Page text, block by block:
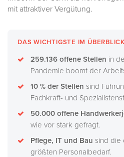
mit attraktiver Vergütung.
DAS WICHTIGSTE IM ÜBERBLICK
259.136 offene Stellen in
Pandemie boomt der
10 % der Stellen sind
Fachkraft- und
50.000 offene
wie vor stark gefragt.
Pflege, IT und Bau sind die
größten Personalbedarf.